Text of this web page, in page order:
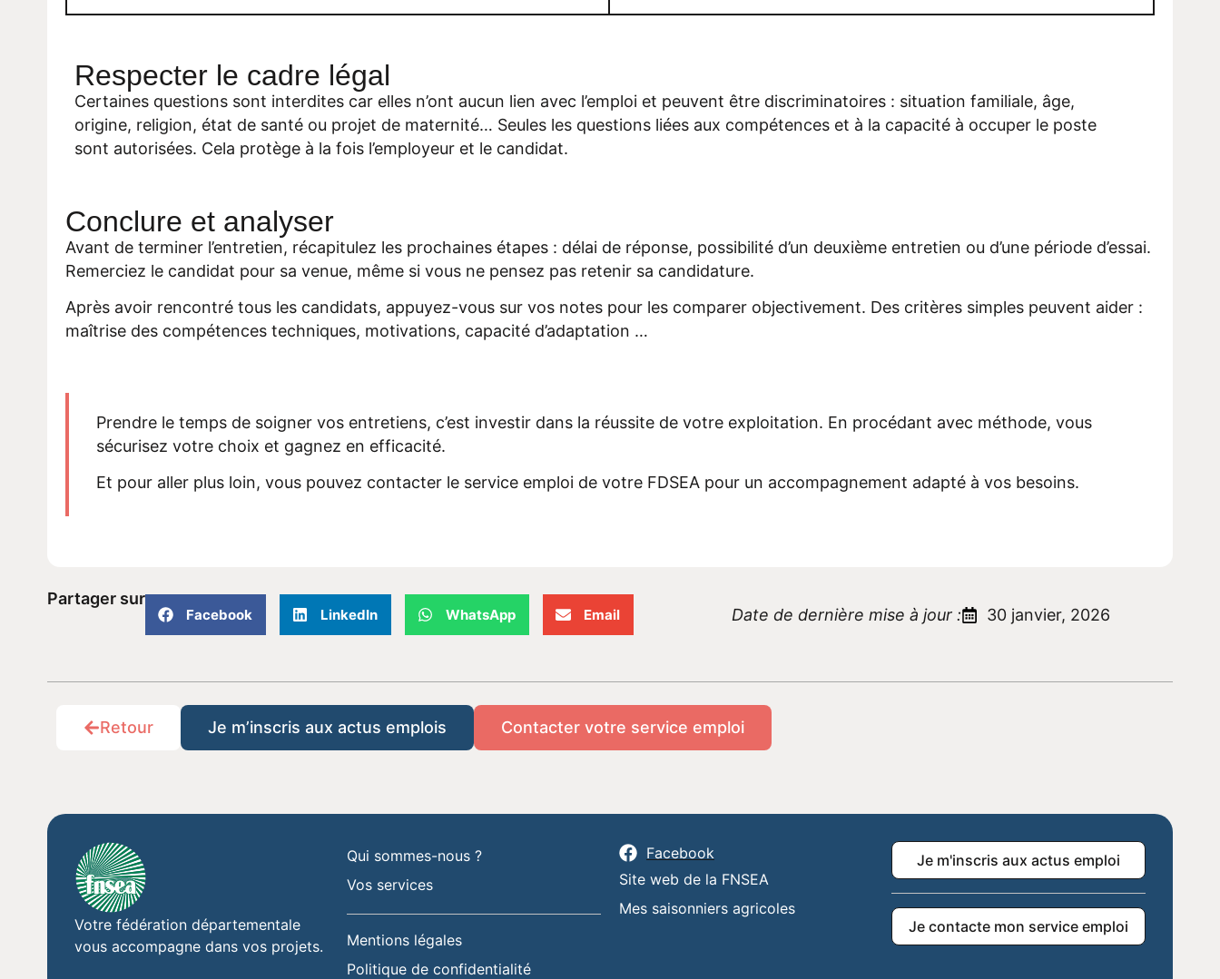
Respecter le cadre légal
Certaines questions sont interdites car elles n’ont aucun lien avec l’emploi et peuvent être discriminatoires : situation familiale, âge,
origine, religion, état de santé ou projet de maternité… Seules les questions liées aux compétences et à la capacité à occuper le poste
sont autorisées. Cela protège à la fois l’employeur et le candidat.
Conclure et analyser
Avant de terminer l’entretien, récapitulez les prochaines étapes : délai de réponse, possibilité d’un deuxième entretien ou d’une période d’essai.
Remerciez le candidat pour sa venue, même si vous ne pensez pas retenir sa candidature.
Après avoir rencontré tous les candidats, appuyez-vous sur vos notes pour les comparer objectivement. Des critères simples peuvent aider :
maîtrise des compétences techniques, motivations, capacité d’adaptation …
Prendre le temps de soigner vos entretiens, c’est investir dans la réussite de votre exploitation. En procédant avec méthode, vous
sécurisez votre choix et gagnez en efficacité.
Et pour aller plus loin, vous pouvez contacter le service emploi de votre FDSEA pour un accompagnement adapté à vos besoins.
Partager sur
Facebook LinkedIn WhatsApp Email Date de dernière mise à jour : 30 janvier, 2026
Retour Je m’inscris aux actus emplois Contacter votre service emploi
Votre fédération départementale
vous accompagne dans vos projets.
Qui sommes-nous ?
Vos services
Mentions légales
Politique de confidentialité
Facebook
Site web de la FNSEA
Mes saisonniers agricoles
Je m'inscris aux actus emploi
Je contacte mon service emploi